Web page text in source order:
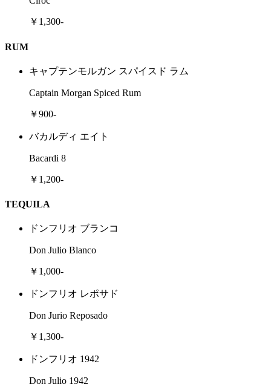
￥1,300-
RUM
キャプテンモルガン スパイスド ラム
Captain Morgan Spiced Rum
￥900-
バカルディ エイト
Bacardi 8
￥1,200-
TEQUILA
ドンフリオ ブランコ
Don Julio Blanco
￥1,000-
ドンフリオ レポサド
Don Jurio Reposado
￥1,300-
ドンフリオ 1942
Don Julio 1942